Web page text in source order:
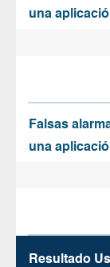
una
Falsas
una
Resultado